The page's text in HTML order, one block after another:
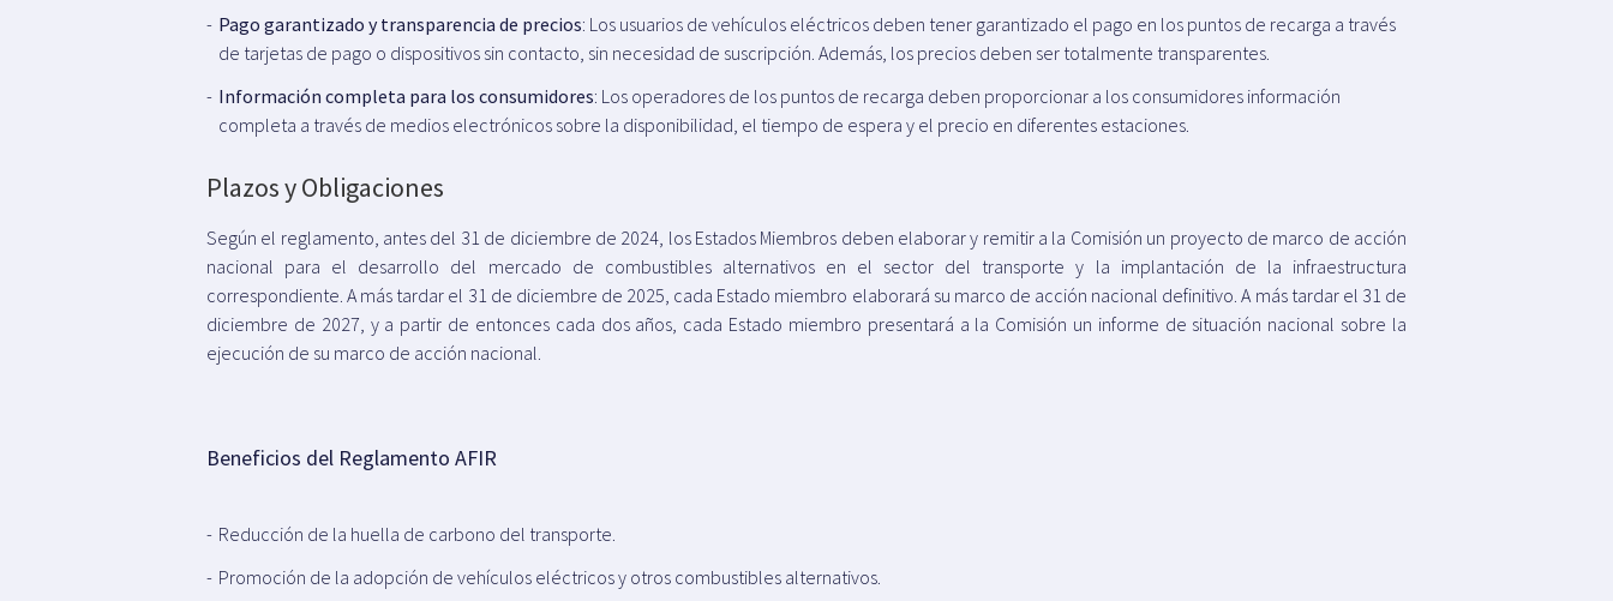
Pago garantizado y transparencia de precios: Los usuarios de vehículos eléctricos deben tener garantizado el pago en los puntos de recarga a través
de tarjetas de pago o dispositivos sin contacto, sin necesidad de suscripción. Además, los precios deben ser totalmente transparentes.
Información completa para los consumidores: Los operadores de los puntos de recarga deben proporcionar a los consumidores información
completa a través de medios electrónicos sobre la disponibilidad, el tiempo de espera y el precio en diferentes estaciones.
Plazos y Obligaciones
Según el reglamento, antes del 31 de diciembre de 2024, los Estados Miembros deben elaborar y remitir a la Comisión un proyecto de marco de acción
nacional para el desarrollo del mercado de combustibles alternativos en el sector del transporte y la implantación de la infraestructura
correspondiente. A más tardar el 31 de diciembre de 2025, cada Estado miembro elaborará su marco de acción nacional definitivo. A más tardar el 31 de
diciembre de 2027, y a partir de entonces cada dos años, cada Estado miembro presentará a la Comisión un informe de situación nacional sobre la
ejecución de su marco de acción nacional.
Beneficios del Reglamento AFIR
Reducción de la huella de carbono del transporte.
Promoción de la adopción de vehículos eléctricos y otros combustibles alternativos.